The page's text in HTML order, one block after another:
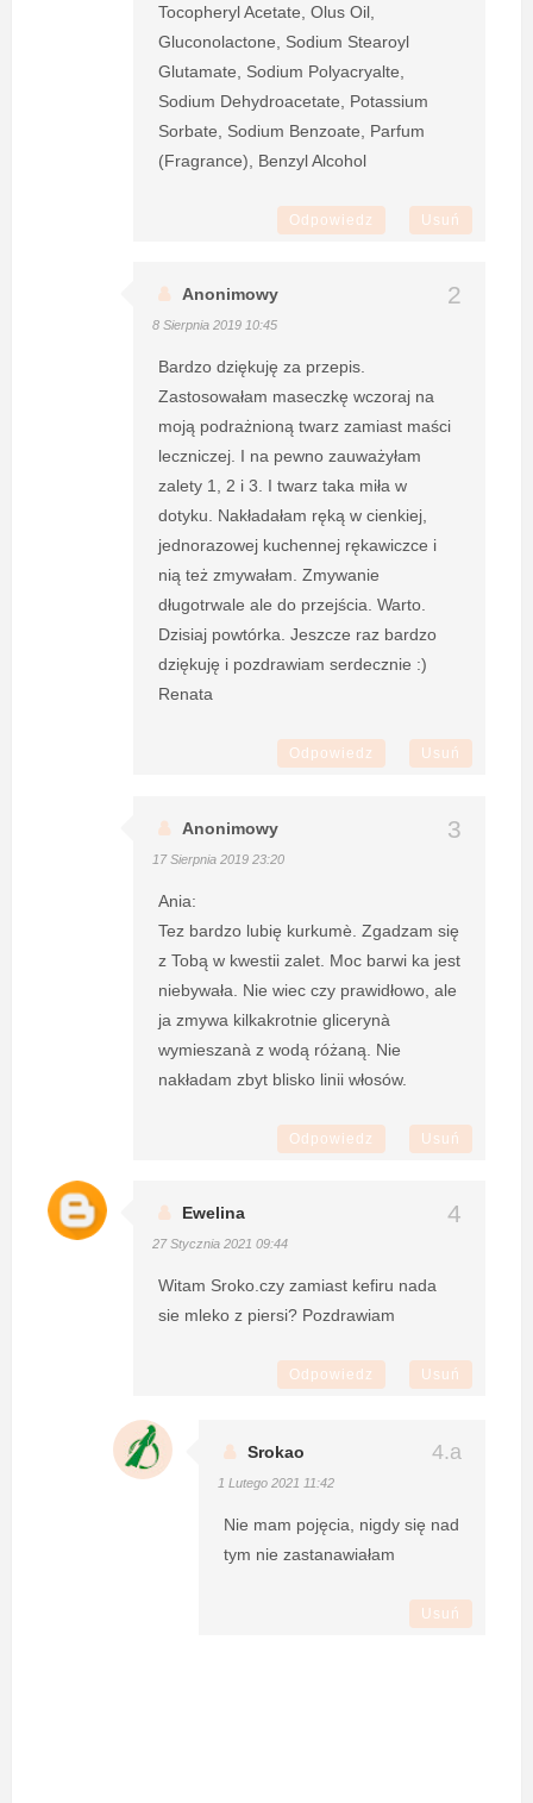
Tocopheryl Acetate, Olus Oil,
Gluconolactone, Sodium Stearoyl
Glutamate, Sodium Polyacryalte,
Sodium Dehydroacetate, Potassium
Sorbate, Sodium Benzoate, Parfum
(Fragrance), Benzyl Alcohol
Odpowiedz Usuń
Anonimowy
8 Sierpnia 2019 10:45
Bardzo dziękuję za przepis.
Zastosowałam maseczkę wczoraj na
moją podrażnioną twarz zamiast maści
leczniczej. I na pewno zauważyłam
zalety 1, 2 i 3. I twarz taka miła w
dotyku. Nakładałam ręką w cienkiej,
jednorazowej kuchennej rękawiczce i
nią też zmywałam. Zmywanie
długotrwale ale do przejścia. Warto.
Dzisiaj powtórka. Jeszcze raz bardzo
dziękuję i pozdrawiam serdecznie :)
Renata
Odpowiedz Usuń
Anonimowy
17 Sierpnia 2019 23:20
Ania:
Tez bardzo lubię kurkumè. Zgadzam się
z Tobą w kwestii zalet. Moc barwi ka jest
niebywała. Nie wiec czy prawidłowo, ale
ja zmywa kilkakrotnie glicerynà
wymieszanà z wodą różaną. Nie
nakładam zbyt blisko linii włosów.
Odpowiedz Usuń
Ewelina
27 Stycznia 2021 09:44
Witam Sroko.czy zamiast kefiru nada
sie mleko z piersi? Pozdrawiam
Odpowiedz Usuń
Srokao
1 Lutego 2021 11:42
Nie mam pojęcia, nigdy się nad
tym nie zastanawiałam
Usuń